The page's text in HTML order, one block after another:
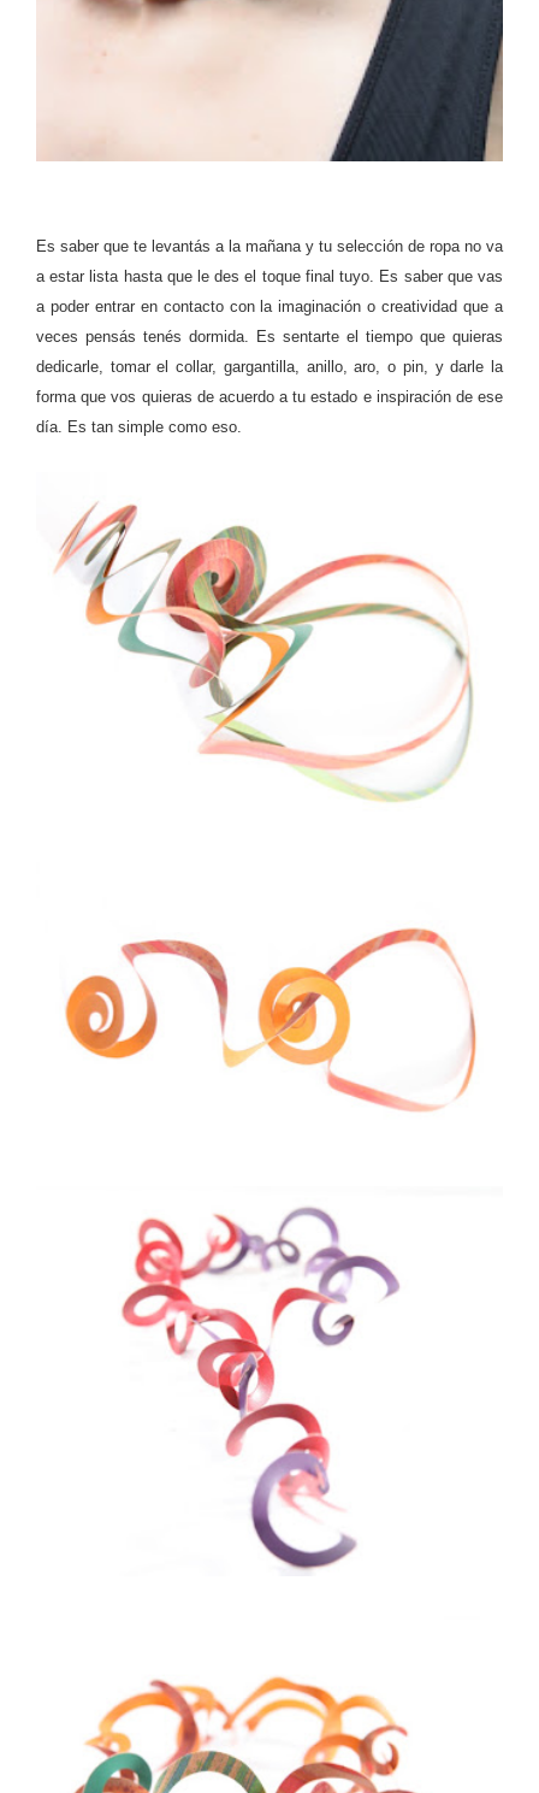
Es saber que te levantás a la mañana y tu selección de ropa no va
a estar lista hasta que le des el toque final tuyo. Es saber que vas
a poder entrar en contacto con la imaginación o creatividad que a
veces pensás tenés dormida. Es sentarte el tiempo que quieras
dedicarle, tomar el collar, gargantilla, anillo, aro, o pin, y darle la
forma que vos quieras de acuerdo a tu estado e inspiración de ese
día. Es tan simple como eso.